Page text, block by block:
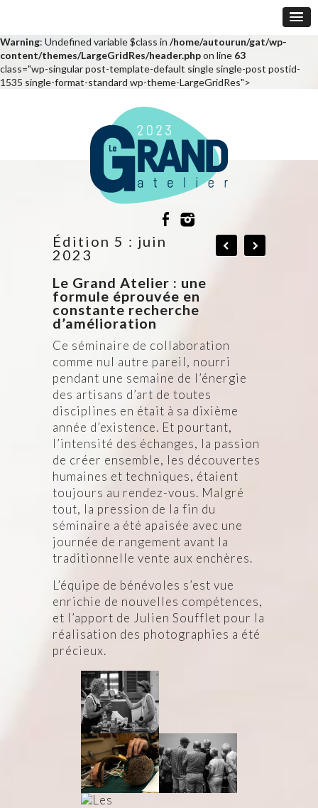
Warning: Undefined variable $class in /home/autourun/gat/wp-
content/themes/LargeGridRes/header.phpon line 63
class="wp-singular post-template-default single single-post postid-
1535 single-format-standard wp-theme-LargeGridRes">
Édition 5 : juin
2023
Le Grand Atelier : une
formule éprouvée en
constante recherche
d’amélioration
Ce séminaire de collaboration
comme nul autre pareil, nourri
pendant une semaine de l’énergie
des artisans d’art de toutes
disciplines en était à sa dixième
année d’existence. Et pourtant,
l’intensité des échanges, la passion
de créer ensemble, les découvertes
humaines et techniques, étaient
toujours au rendez-vous. Malgré
tout, la pression de la fin du
séminaire a été apaisée avec une
journée de rangement avant la
traditionnelle vente aux enchères.
L’équipe de bénévoles s’est vue
enrichie de nouvelles compétences,
et l’apport de Julien Soufflet pour la
réalisation des photographies a été
précieux.